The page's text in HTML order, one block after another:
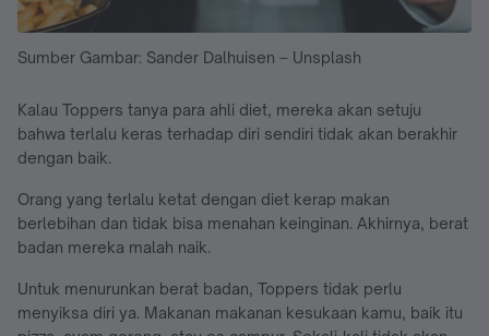
Sumber Gambar: Sander Dalhuisen – Unsplash
Kalau Toppers tanya para ahli diet, mereka akan setuju
bahwa terlalu keras terhadap diri sendiri tidak akan berakhir
dengan baik.
Orang yang terlalu ketat dengan diet kerap makan
berlebihan dan tidak bisa menahan keinginan. Akhirnya, berat
badan mereka malah naik.
Untuk menurunkan berat badan, Toppers tidak perlu
menyiksa diri ya. Makanan makanan kesukaan kamu, baik itu